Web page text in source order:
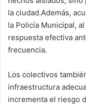
la ciudad.Además,
la Policía Municipal,
respuesta efectiva
frecuencia.
Los colectivos
infraestructura
incrementa el riesgo